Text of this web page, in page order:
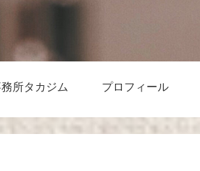
所タカジム プロフィール